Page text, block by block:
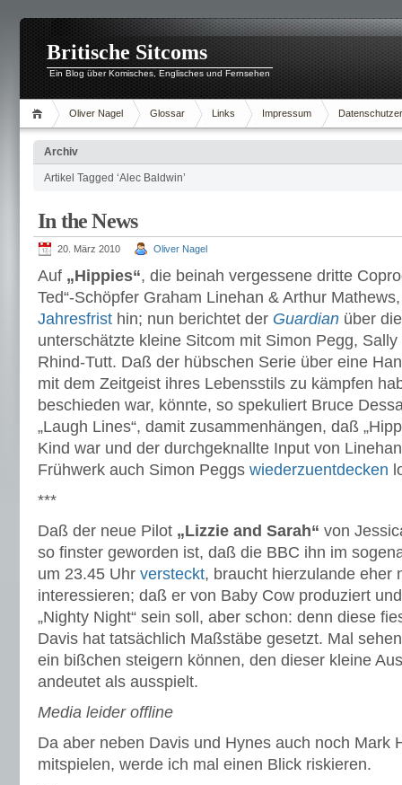
Britische Sitcoms
Ein Blog über Komisches, Englisches und Fernsehen
Oliver Nagel Glossar Links Impressum
Archiv
Artikel Tagged ‘Alec Baldwin’
In the News
20. März 2010 Oliver Nagel
Auf „Hippies“, die beinah vergessene dritte
Ted“-Schöpfer Graham Linehan & Arthur
Jahresfrist hin; nun berichtet der Guardian über
unterschätzte kleine Sitcom mit Simon Pegg,
Rhind-Tutt. Daß der hübschen Serie über eine
mit dem Zeitgeist ihres Lebensstils zu kämpfen
beschieden war, könnte, so spekuliert Bruce
„Laugh Lines“, damit zusammenhängen, daß
Kind war und der durchgeknallte Input von
Frühwerk auch Simon Peggs wiederzuentdecken
***
Daß der neue Pilot „Lizzie and Sarah“ von
so finster geworden ist, daß die BBC ihn im
um 23.45 Uhr versteckt, braucht hierzulande eher
interessieren; daß er von Baby Cow produziert
„Nighty Night“ sein soll, aber schon: denn diese
Davis hat tatsächlich Maßstäbe gesetzt. Mal
ein bißchen steigern können, den dieser kleine
andeutet als ausspielt.
Media leider offline
Da aber neben Davis und Hynes auch noch Mark
mitspielen, werde ich mal einen Blick riskieren.